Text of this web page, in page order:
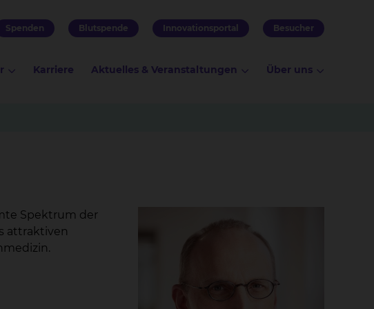
Spenden Blutspende Innovationsportal Besucher
Karriere Aktuelles & Veranstaltungen Über uns
Spektrum der
attraktiven